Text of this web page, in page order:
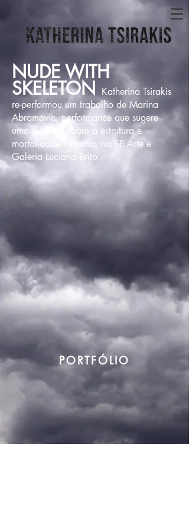
NUDE WITH
SKELETON Katherina Tsirakis
re-performou um trabalho de Marina
Abramovic, performance que sugere
uma reflexão sobre a estrutura e
mortalidade humana, na SP Arte e
Galeria Luciana Brito.
PORTFÓLIO